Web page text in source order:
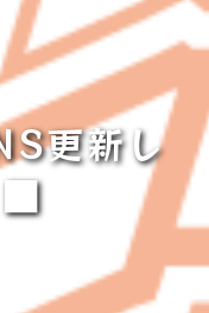
更新し
■